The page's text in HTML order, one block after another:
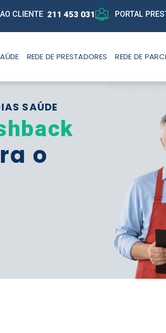
CLIENTE 211 453 031 PORTAL
REDE DE PRESTADORES REDE DE
SAÚDE
o